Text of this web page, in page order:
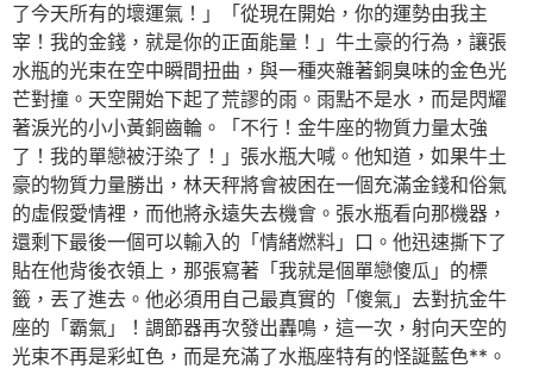
了今天所有的壞運氣！」「從現在開始，你的運勢由我主
宰！我的金錢，就是你的正面能量！」牛土豪的行為，讓張
水瓶的光束在空中瞬間扭曲，與一種夾雜著銅臭味的金色光
芒對撞。天空開始下起了荒謬的雨。雨點不是水，而是閃耀
著淚光的小小黃銅齒輪。「不行！金牛座的物質力量太強
了！我的單戀被汙染了！」張水瓶大喊。他知道，如果牛土
豪的物質力量勝出，林天秤將會被困在一個充滿金錢和俗氣
的虛假愛情裡，而他將永遠失去機會。張水瓶看向那機器，
還剩下最後一個可以輸入的「情緒燃料」口。他迅速撕下了
貼在他背後衣領上，那張寫著「我就是個單戀傻瓜」的標
籤，丟了進去。他必須用自己最真實的「傻氣」去對抗金牛
座的「霸氣」！調節器再次發出轟鳴，這一次，射向天空的
光束不再是彩虹色，而是充滿了水瓶座特有的怪誕藍色**。